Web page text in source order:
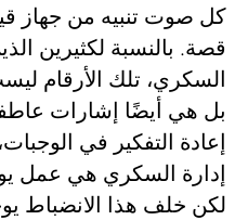
كل صوت تنبيه من جهاز
قصة. بالنسبة لكثيرين
السكري، تلك الأرقام
بل هي أيضًا إشارات
إعادة التفكير في
إدارة السكري هي عمل
لكن خلف هذا الانضباط